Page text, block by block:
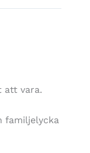
att vara.
familjelycka